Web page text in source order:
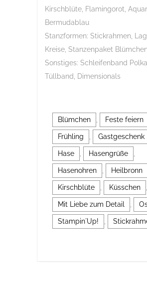
Kirschblüte, Flamingorot,
Bermudablau
Stanzformen: Stickrahmen,
Kreise, Stanzenpaket Blümchen
Sonstiges: Schleifenband
Tüllband, Dimensionals
Blümchen Feste feiern
Frühling Gastgeschenk
Hase Hasengrüße
Hasenohren Heilbronn
Kirschblüte Küsschen
Mit Liebe zum Detail
Stampin´Up!